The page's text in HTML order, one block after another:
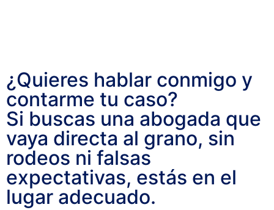
¿Quieres hablar conmigo y
contarme tu caso?
Si buscas una abogada que
vaya directa al grano, sin
rodeos ni falsas
expectativas, estás en el
lugar adecuado.